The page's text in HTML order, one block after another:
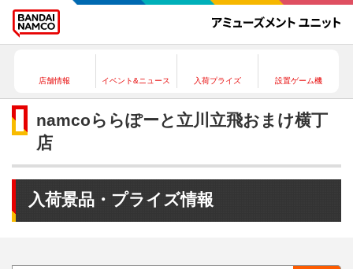
店舗情報 イベント&ニュース 入荷プライズ 設置ゲーム機
namcoららぽーと立川立飛おまけ横丁
店
入荷景品・プライズ情報